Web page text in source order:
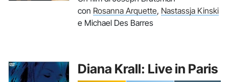
con Rosanna Arquette, Nastassja Kinski
e Michael Des Barres
Diana Krall: Live in Paris